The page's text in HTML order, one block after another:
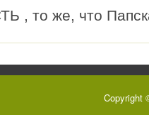
то же, что
Copyright